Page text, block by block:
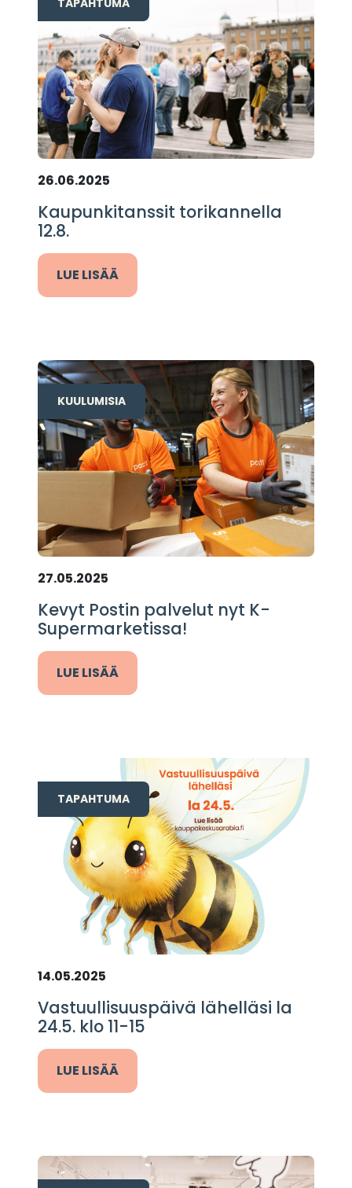
TAPAHTUMA
26.06.2025
Kaupunkitanssit torikannella
12.8.
LUE LISÄÄ
KUULUMISIA
27.05.2025
Kevyt Postin palvelut nyt K-
Supermarketissa!
LUE LISÄÄ
TAPAHTUMA
14.05.2025
Vastuullisuuspäivä lähelläsi la
24.5. klo 11-15
LUE LISÄÄ